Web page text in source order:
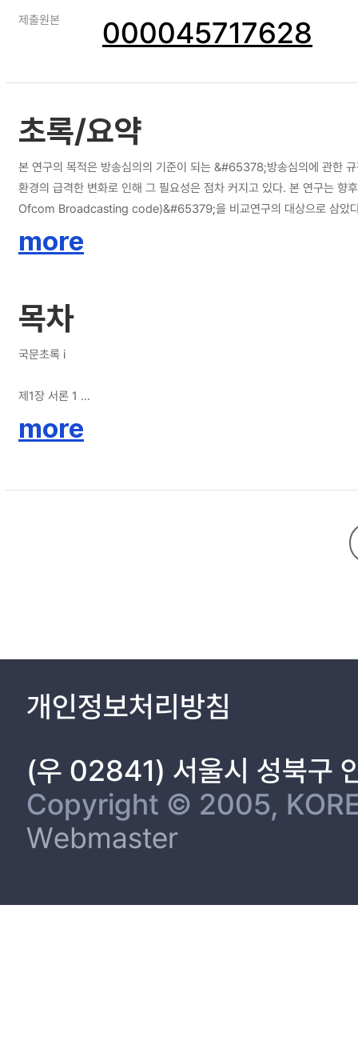
제출원본 000045717628
초록/요약
본 연구의 목적은 방송심의의 기준이 되는 &#65378;방송심의에 관한
환경의 급격한 변화로 인해 그 필요성은 점차 커지고 있다. 본 연구는
Ofcom Broadcasting code)&#65379;을 비교연구의 대상으로 삼았다. 세부적으로, ▲ 규정의 구성 및 체계, ▲ 개별 심의 기준, ▲ 심의 절차의 세 가지 차원으로 분류하여 양 국의 규정을 비교 분석하였다. 그 결과,
적 규정이 많아 구성의 체계성은 떨어지는 것으로 나타났다. 그리고, 공정성, 어린이·청소년 보호, 권리침해금지, 광고효과의 제한 등 개별 심의기준에 대한 비교분석 결과, &#65378;오프컴 방송 규정&#65379;의 경우 용어와 규정을 구체
과 예측가능성을 보장하는 것이 바람직할 것으로 보인다. 본 연구는 개별 심의사례에 대한 분석, 영국 외 타국가의 유사 규정과의 폭넓은 비교 등이 수반된다면 더욱 합리적인 개선책을 제시할 수 있었을 것이라는 점에서 한계가 있으며, 후
속 연구에서 이러한 점이 보완되어 합리적 개선방안을 위한 관련 논의가
more
목차
국문초록 ⅰ
제1장 서론 1
제2절 논문의 구성 3
3. 심의체계 및 현황 17
제1절 심의규정의 구성 및 체계 20
1. 한국 : ｢방송심의에 관한 규정｣ 20
2. 영국 : ｢오프컴 방송 규정(the Ofcom Broadcasting Code)｣ 24
제2절 심의 기준 27
1. 공정성 27
more
개인정보처리방침
(우 02841) 서울시 성북구
Copyright © 2005,
Webmaster